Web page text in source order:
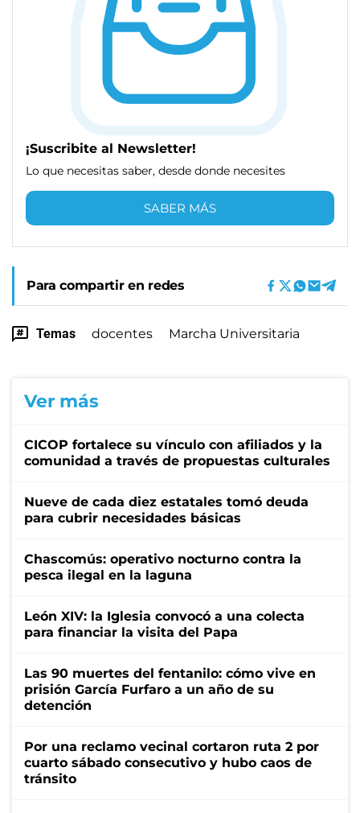
¡Suscribite al Newsletter!
Lo que necesitas saber, desde donde necesites
SABER MÁS
Para compartir en redes
Temas docentes Marcha Universitaria
Ver más
CICOP fortalece su vínculo con afiliados y la
comunidad a través de propuestas culturales
Nueve de cada diez estatales tomó deuda
para cubrir necesidades básicas
Chascomús: operativo nocturno contra la
pesca ilegal en la laguna
León XIV: la Iglesia convocó a una colecta
para financiar la visita del Papa
Las 90 muertes del fentanilo: cómo vive en
prisión García Furfaro a un año de su
detención
Por una reclamo vecinal cortaron ruta 2 por
cuarto sábado consecutivo y hubo caos de
tránsito